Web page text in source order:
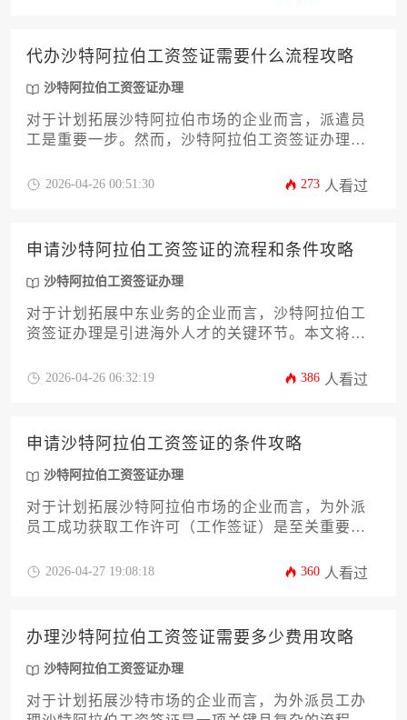
要点。通过遵循本文的深度攻略，企业可显著提升
申请效率，确保外派项目顺利启动，为在沙特的长
期稳定运营奠定坚实基础。
代办沙特阿拉伯工资签证需要什么流程攻略
沙特阿拉伯工资签证办理
对于计划拓展沙特阿拉伯市场的企业而言，派遣员
工是重要一步。然而，沙特阿拉伯工资签证办理流
将提供一份详尽的代办攻略，从前期资质准备、文
规避潜在风险。
2026-04-26 00:51:30 273 人看过
申请沙特阿拉伯工资签证的流程和条件攻略
沙特阿拉伯工资签证办理
对于计划拓展中东业务的企业而言，沙特阿拉伯工
资签证办理是引进海外人才的关键环节。本文将为
终获批的全流程，并系统梳理雇主与雇员需满足的
点，旨在协助企业主与高管高效、稳妥地完成签证
申请，规避潜在风险，确保人才引进计划的顺利实
施。
2026-04-26 06:32:19 386 人看过
申请沙特阿拉伯工资签证的条件攻略
沙特阿拉伯工资签证办理
对于计划拓展沙特阿拉伯市场的企业而言，为外派
员工成功获取工作许可（工作签证）是至关重要的
证办理”条件攻略，旨在帮助企业主或高管系统性地
及外交部的核心要求，涵盖担保公司条件、员工资
质、薪资标准、签证类型选择等关键环节，并提供
实用的风险规避与流程优化建议，助力企业高效、
2026-04-27 19:08:18 360 人看过
办理沙特阿拉伯工资签证需要多少费用攻略
沙特阿拉伯工资签证办理
对于计划拓展沙特市场的企业而言，为外派员工办